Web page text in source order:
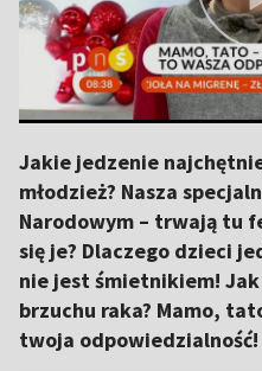
Jakie jedzenie
młodzież? Nasza
Narodowym – trwają tu
się je? Dlaczego dzieci
nie jest śmietnikiem!
brzuchu raka? Mamo,
twoja odpowiedzialność!